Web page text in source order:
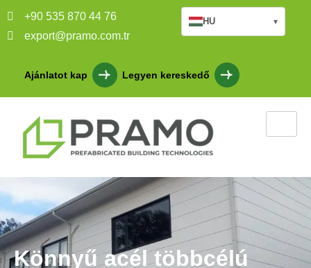
+90 535 870 44 76
export@pramo.com.tr
Ajánlatot kap Legyen kereskedő
HU ▾
Könnyű acél többcélú